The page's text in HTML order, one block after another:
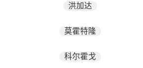
洪加达
莫霍特隆
科尔霍戈